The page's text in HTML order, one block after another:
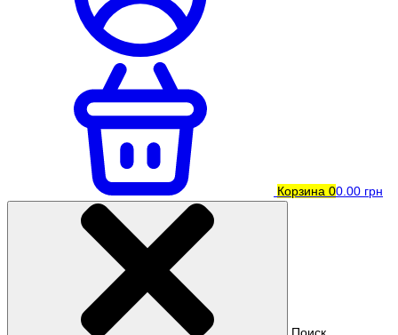
Корзина 00.00 грн